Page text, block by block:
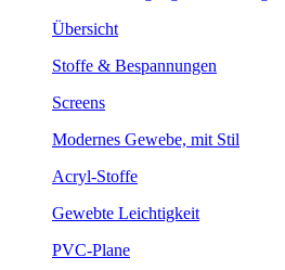
Übersicht
Stoffe & Bespannungen
Screens
Modernes Gewebe, mit Stil
Acryl-Stoffe
Gewebte Leichtigkeit
PVC-Plane